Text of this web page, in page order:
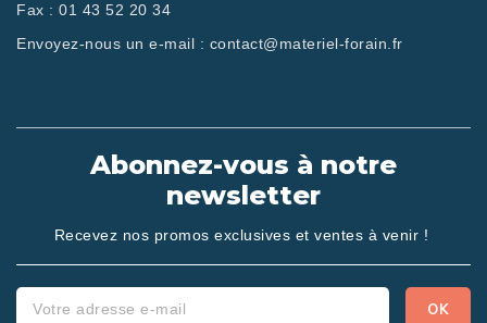
Fax : 01 43 52 20 34
Envoyez-nous un e-mail : contact@materiel-forain.fr
Abonnez-vous à notre
newsletter
Recevez nos promos exclusives et ventes à venir !